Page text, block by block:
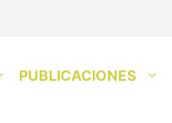
PUBLICACIONES